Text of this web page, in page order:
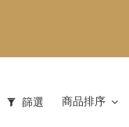
篩選 商品排序